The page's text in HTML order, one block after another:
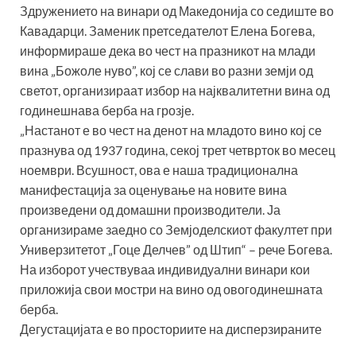
Здружението на винари од Македонија со седиште во
Кавадарци. Заменик претседателот Елена Богева,
информираше дека во чест на празникот на млади
вина „Божоле нуво”, кој се слави во разни земји од
светот, организираат избор на најквалитетни вина од
годинешнава берба на грозје.
„Настанот е во чест на денот на младото вино кој се
празнува од 1937 година, секој трет четврток во месец
ноември. Всушност, ова е наша традиционална
манифестација за оценување на новите вина
произведени од домашни производители. Ја
организираме заедно со Земјоделскиот факултет при
Универзитетот „Гоце Делчев” од Штип“ – рече Богева.
На изборот учествуваа индивидуални винари кои
приложија свои мостри на вино од овогодинешната
берба.
Дегустацијата е во просториите на дисперзираните